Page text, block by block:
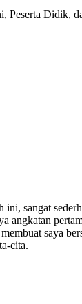
Peserta Didik,
ini, sangat
angkatan
saya
cita.